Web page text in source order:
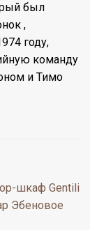
был
,
году,
команду
и Тимо